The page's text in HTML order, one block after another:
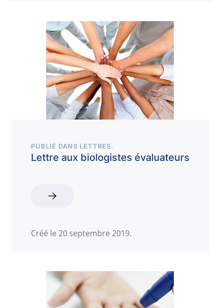
PUBLIÉ DANS LETTRES.
Lettre aux biologistes évaluateurs
Créé le 20 septembre 2019.